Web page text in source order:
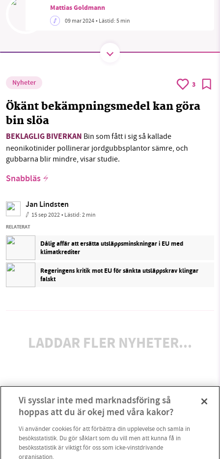
Mattias Goldmann
09 mar 2024• Lästid:5 min
Nyheter 3
Ökänt bekämpningsmedel kan göra
bin slöa
BEKLAGLIG BIVERKAN Bin som fått i sig så kallade
neonikotinider pollinerar jordgubbsplantor sämre, och
gubbarna blir mindre, visar studie.
Snabbläs
Jan Lindsten
15 sep 2022• Lästid:2 min
RELATERAT
Dålig affär att ersätta utsläppsminskningar i EU med
klimatkrediter
Regeringens kritik mot EU för sänkta utsläppskrav klingar
falskt
LADDAR FLER NYHETER...
SMB kämpar för en hållbar framtid. Sedan
utveckla vårt arbete – och vi hoppas att du
Stötta vårt arbete genom att swisha en slant till
Vi sysslar inte med marknadsföring så
hoppas att du är okej med våra kakor?
Vi använder cookies för att förbättra din upplevelse och samla in
besöksstatistik. Du gör såklart som du vill men att kunna få in
besöksstatistik är viktigt för oss som icke-vinstdrivande
organisation.